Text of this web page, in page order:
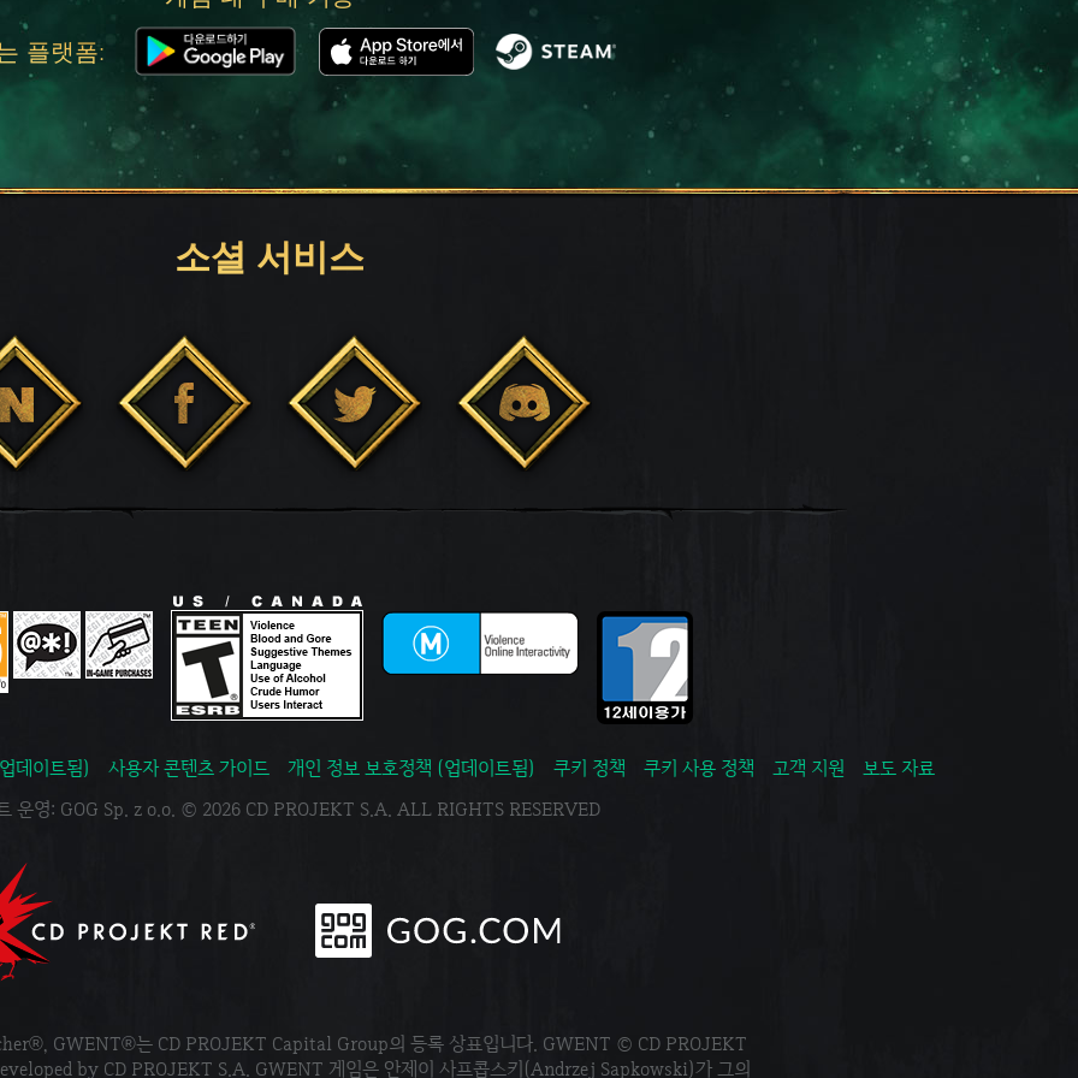
플랫폼:
소셜 서비스
데이트됨) 사용자 콘텐츠 가이드 개인 정보 보호정책 (업데이트됨) 쿠키 정책 쿠키 사용 정책 고객 지원
보도 자료
운영: GOG Sp. z o.o. © 2026 CD PROJEKT S.A. ALL RIGHTS RESERVED
GWENT®는 CD PROJEKT Capital Group의 등록 상표입니다. GWENT © CD PROJEKT
by CD PROJEKT S.A. GWENT 게임은 안제이 사프콥스키(Andrzej Sapkowski)가 그의